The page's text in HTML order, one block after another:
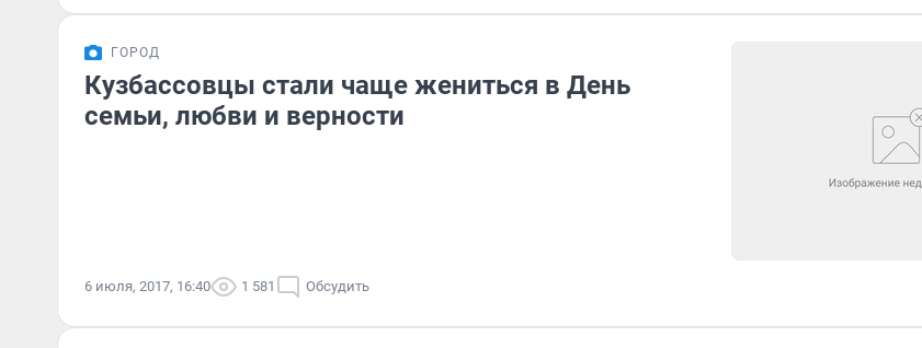
ГОРОД
Кузбассовцы стали чаще жениться в День
семьи, любви и верности
6 июля, 2017, 16:40 1 581 Обсудить